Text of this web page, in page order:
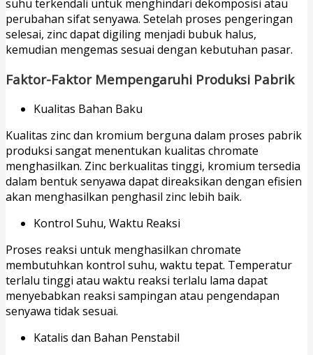
suhu terkendali untuk menghindari dekomposisi atau
perubahan sifat senyawa. Setelah proses pengeringan
selesai, zinc dapat digiling menjadi bubuk halus,
kemudian mengemas sesuai dengan kebutuhan pasar.
Faktor-Faktor Mempengaruhi Produksi Pabrik
Kualitas Bahan Baku
Kualitas zinc dan kromium berguna dalam proses pabrik
produksi sangat menentukan kualitas chromate
menghasilkan. Zinc berkualitas tinggi, kromium tersedia
dalam bentuk senyawa dapat direaksikan dengan efisien
akan menghasilkan penghasil zinc lebih baik.
Kontrol Suhu, Waktu Reaksi
Proses reaksi untuk menghasilkan chromate
membutuhkan kontrol suhu, waktu tepat. Temperatur
terlalu tinggi atau waktu reaksi terlalu lama dapat
menyebabkan reaksi sampingan atau pengendapan
senyawa tidak sesuai.
Katalis dan Bahan Penstabil